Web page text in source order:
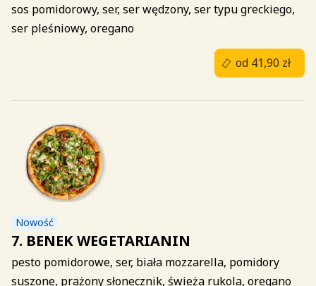
sos pomidorowy, ser, ser wędzony, ser typu greckiego,
ser pleśniowy, oregano
Nowość
7. BENEK WEGETARIANIN
pesto pomidorowe, ser, biała mozzarella, pomidory
suszone, prażony słonecznik, świeża rukola, oregano